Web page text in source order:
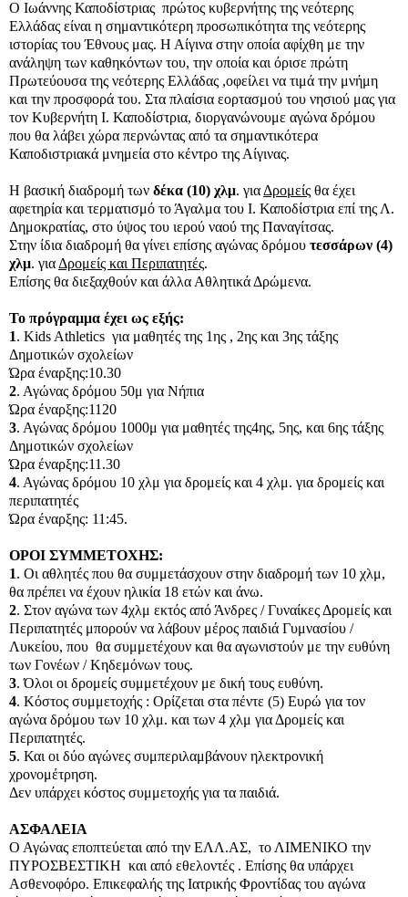
Ο Ιωάννης Καποδίστριας πρώτος κυβερνήτης της νεότερης
Ελλάδας είναι η σημαντικότερη προσωπικότητα της νεότερης
ιστορίας του Έθνους μας. Η Αίγινα στην οποία αφίχθη με την
ανάληψη των καθηκόντων του, την οποία και όρισε πρώτη
Πρωτεύουσα της νεότερης Ελλάδας ,οφείλει να τιμά την μνήμη
και την προσφορά του. Στα πλαίσια εορτασμού του νησιού μας για
τον Κυβερνήτη Ι. Καποδίστρια, διοργανώνουμε αγώνα δρόμου
που θα λάβει χώρα περνώντας από τα σημαντικότερα
Καποδιστριακά μνημεία στο κέντρο της Αίγινας.
Η βασική διαδρομή των δέκα (10) χλμ. για Δρομείς θα έχει
αφετηρία και τερματισμό το Άγαλμα του Ι. Καποδίστρια επί της Λ.
Δημοκρατίας, στο ύψος του ιερού ναού της Παναγίτσας.
Στην ίδια διαδρομή θα γίνει επίσης αγώνας δρόμου τεσσάρων (4)
χλμ. για Δρομείς και Περιπατητές.
Επίσης θα διεξαχθούν και άλλα Αθλητικά Δρώμενα.
Το πρόγραμμα έχει ως εξής:
1. Kids Athletics για μαθητές της 1ης , 2ης και 3ης τάξης
Δημοτικών σχολείων
Ώρα έναρξης:10.30
2. Αγώνας δρόμου 50μ για Νήπια
Ώρα έναρξης:1120
3. Αγώνας δρόμου 1000μ για μαθητές της4ης, 5ης, και 6ης τάξης
Δημοτικών σχολείων
Ώρα έναρξης:11.30
4. Αγώνας δρόμου 10 χλμ για δρομείς και 4 χλμ. για δρομείς και
περιπατητές
Ώρα έναρξης: 11:45.
ΟΡΟΙ ΣΥΜΜΕΤΟΧΗΣ:
1. Οι αθλητές που θα συμμετάσχουν στην διαδρομή των 10 χλμ,
θα πρέπει να έχουν ηλικία 18 ετών και άνω.
2. Στον αγώνα των 4χλμ εκτός από Άνδρες / Γυναίκες Δρομείς και
Περιπατητές μπορούν να λάβουν μέρος παιδιά Γυμνασίου /
Λυκείου, που θα συμμετέχουν και θα αγωνιστούν με την ευθύνη
των Γονέων / Κηδεμόνων τους.
3. Όλοι οι δρομείς συμμετέχουν με δική τους ευθύνη.
4. Κόστος συμμετοχής : Ορίζεται στα πέντε (5) Ευρώ για τον
αγώνα δρόμου των 10 χλμ. και των 4 χλμ για Δρομείς και
Περιπατητές.
5. Και οι δύο αγώνες συμπεριλαμβάνουν ηλεκτρονική
χρονομέτρηση.
Δεν υπάρχει κόστος συμμετοχής για τα παιδιά.
ΑΣΦΑΛΕΙΑ
Ο Αγώνας εποπτεύεται από την ΕΛΛ.ΑΣ, το ΛΙΜΕΝΙΚΟ την
ΠΥΡΟΣΒΕΣΤΙΚΗ και από εθελοντές . Επίσης θα υπάρχει
Ασθενοφόρο. Επικεφαλής της Ιατρικής Φροντίδας του αγώνα